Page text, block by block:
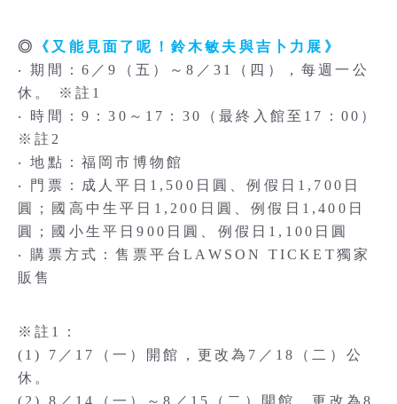
◎
《又能見面了呢！鈴木敏夫與吉卜力展》
‧ 期間：6／9（五）～8／31（四），每週一公
休。 ※註1
‧ 時間：9：30～17：30（最終入館至17：00）
※註2
‧ 地點：福岡市博物館
‧ 門票：成人平日1,500日圓、例假日1,700日
圓；國高中生平日1,200日圓、例假日1,400日
圓；國小生平日900日圓、例假日1,100日圓
‧ 購票方式：售票平台LAWSON TICKET獨家
販售
※註1：
(1) 7／17（一）開館，更改為7／18（二）公
休。
(2) 8／14（一）～8／15（二）開館，更改為8